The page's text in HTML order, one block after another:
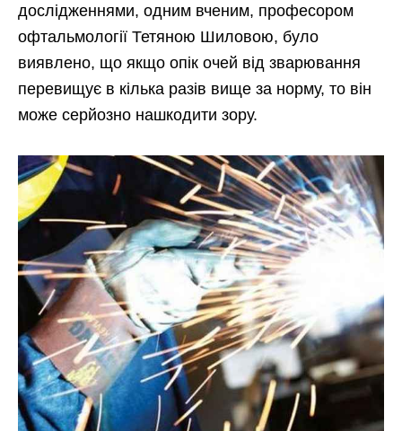
дослідженнями, одним вченим, професором
офтальмології Тетяною Шиловою, було
виявлено, що якщо опік очей від зварювання
перевищує в кілька разів вище за норму, то він
може серйозно нашкодити зору.